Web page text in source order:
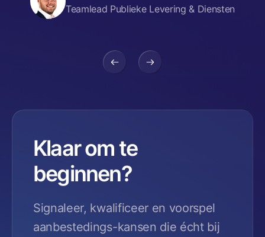
Teamlead Publieke Levering & Diensten
Klaar om te
beginnen?
Signaleer, kwalificeer en voorspel
aanbestedings-kansen die écht bij